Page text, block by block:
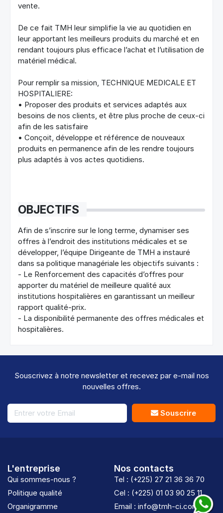
vente.
De ce fait TMH leur simplifie la vie au quotidien en
leur apportant les meilleurs produits du marché et en
rendant toujours plus efficace l’achat et l’utilisation de
matériel médical.
Pour remplir sa mission, TECHNIQUE MEDICALE ET
HOSPITALIERE:
• Proposer des produits et services adaptés aux
besoins de nos clients, et être plus proche de ceux-ci
afin de les satisfaire
• Conçoit, développe et référence de nouveaux
produits en permanence afin de les rendre toujours
plus adaptés à vos actes quotidiens.
OBJECTIFS
Afin de s’inscrire sur le long terme, dynamiser ses
offres à l’endroit des institutions médicales et se
développer, l’équipe Dirigeante de TMH a instauré
dans sa politique managériale les objectifs suivants :
- Le Renforcement des capacités d’offres pour
apporter du matériel de meilleure qualité aux
institutions hospitalières en garantissant un meilleur
rapport qualité-prix.
- La disponibilité permanente des offres médicales et
hospitalières.
Souscrivez à notre newsletter et recevez par e-mail nos
nouvelles offres.
Souscrire
L'entreprise
Qui sommes-nous ?
Politique qualité
Organigramme
Nos contacts
Tel : (+225) 27 21 36 36 70
Cel : (+225) 01 03 90 25 11
Email : info@tmh-ci.com